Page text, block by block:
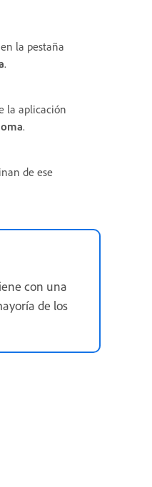
en la pestaña
.
la aplicación
.
de ese
con una
de los